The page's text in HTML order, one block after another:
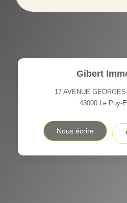
Gibert
17 AVENUE
43000 Le Puy-
Nous écrire